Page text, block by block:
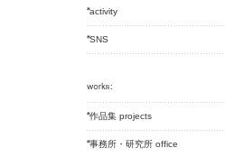
activity
SNS
作品集 projects
事務所・研究所 office